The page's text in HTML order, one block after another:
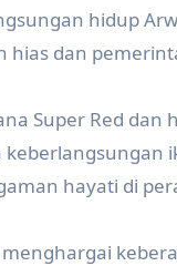
hidup
hias dan
Super Red dan
hayati di